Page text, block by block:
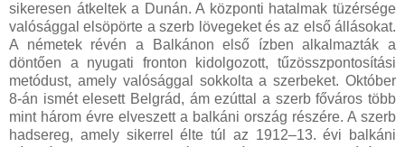
sikeresen átkeltek a Dunán. A központi hatalmak tüzérsége
valósággal elsöpörte a szerb lövegeket és az első állásokat.
A németek révén a Balkánon első ízben alkalmazták a
döntően a nyugati fronton kidolgozott, tűzösszpontosítási
metódust, amely valósággal sokkolta a szerbeket. Október
8-án ismét elesett Belgrád, ám ezúttal a szerb főváros több
mint három évre elveszett a balkáni ország részére. A szerb
hadsereg, amely sikerrel élte túl az 1912–13. évi balkáni